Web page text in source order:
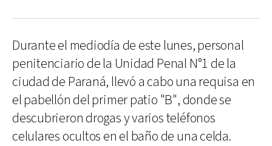
Durante el mediodía de este lunes, personal
penitenciario de la Unidad Penal N°1 de la
ciudad de Paraná, llevó a cabo una requisa en
el pabellón del primer patio "B", donde se
descubrieron drogas y varios teléfonos
celulares ocultos en el baño de una celda.